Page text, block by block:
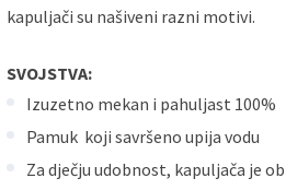
kapuljači su našiveni razni motivi.
SVOJSTVA:
Izuzetno mekan i pahuljast 100%
Pamuk koji savršeno upija vodu
Za dječju udobnost, kapuljača je